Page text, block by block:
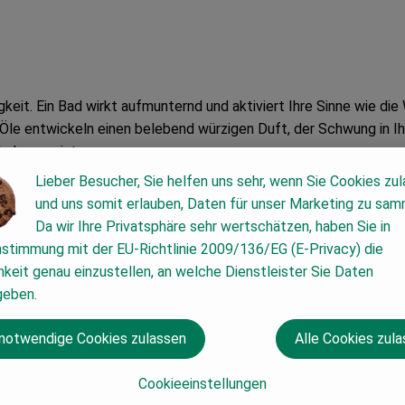
Ein Bad wirkt aufmunternd und aktiviert Ihre Sinne wie die
entwickeln einen belebend würzigen Duft, der Schwung in
und enthält weder schäumende Tenside, noch
und Rohstoffen auf Mineralölbasis.
ist 3 bis 4 Verschlusskappen der Bade-Essenz im
Bade-Essenz bei Körpertemperatur (37°C).
Lieber Besucher, Sie helfen uns sehr, wenn Sie Cookies
und uns somit erlauben, Daten für unser Marketing zu
Da wir Ihre Privatsphäre sehr wertschätzen, haben Sie in
mit der EU-Richtlinie 2009/136/EG (E-Privacy) die
genau einzustellen, an welche Dienstleister Sie Daten
Cookieeinstellungen
Cookies zulassen Alle Cookies